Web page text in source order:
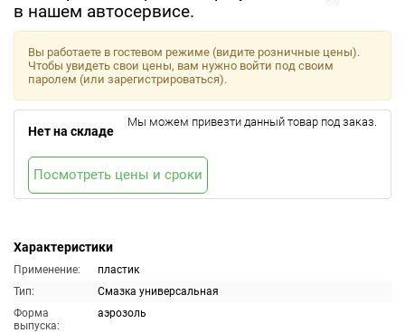
в нашем автосервисе.
Характеристики
Применение:
пластик
Тип:
Смазка универсальная
Форма
выпуска:
аэрозоль
Вы работаете в гостевом режиме (видите розничные цены).
Чтобы увидеть свои цены, вам нужно войти под своим
паролем (или зарегистрироваться).
Нет на складе
Мы можем привезти данный товар под заказ.
Посмотреть цены и сроки